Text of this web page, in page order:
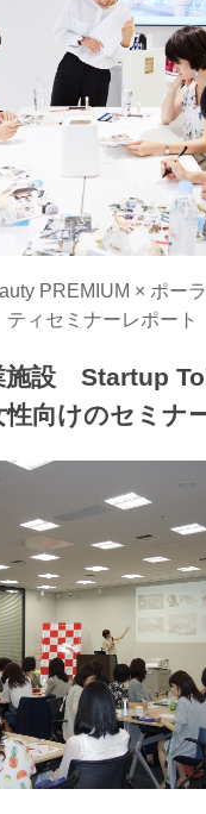
PREMIUM × ポー
ティセミナーレポート
施設 Startup
向けのセミナ